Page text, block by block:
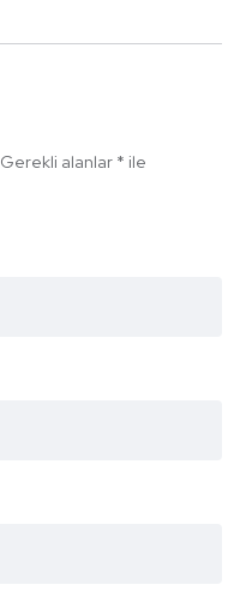
Gerekli alanlar * ile